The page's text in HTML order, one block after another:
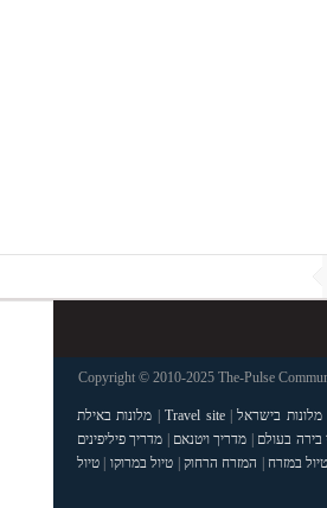
Copyright © 2010-2025 The-Pulse
מלונות בישראל|
Travel site
| מלונות באילת
בירה בעולם | מדריך ויטנאם | מדריך פיליפינים
טיול במזרח | המזרח הרחוק | טיול במרוקו | טיול